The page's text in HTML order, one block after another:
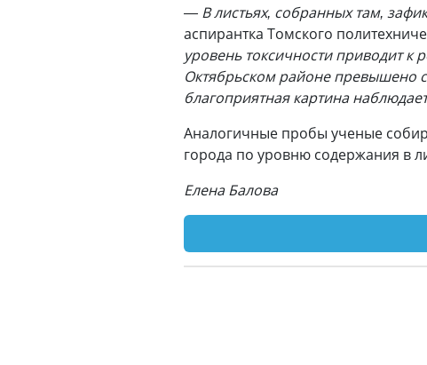
— В листьях, собранных там,
аспирантка Томского
уровень токсичности приводит
Октябрьском районе превышено
благоприятная картина
Аналогичные пробы ученые
города по уровню содержания в
Елена Балова